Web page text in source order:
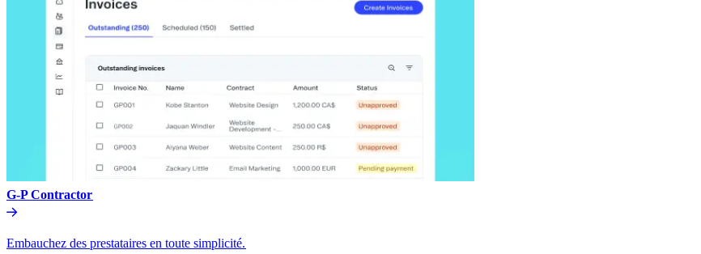
G-P Contractor​​
Embauchez des prestataires en toute simplicité.​​